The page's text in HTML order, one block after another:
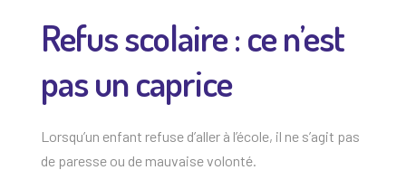
Refus scolaire : ce n’est
pas un caprice
Lorsqu’un enfant refuse d’aller à l’école, il ne s’agit pas
de paresse ou de mauvaise volonté.